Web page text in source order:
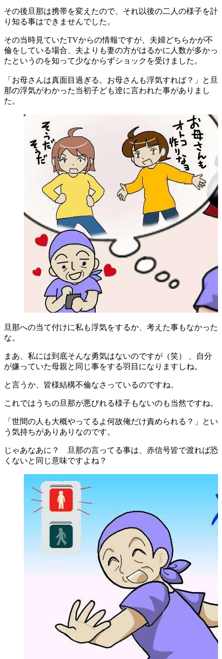
その後旦那は携帯を変えたので、それ以後の二人の様子を計
り知る事はできませんでした。
その当時見ていたTVからの情報ですが、夫婦どちらかが不
倫をしている場合、夫よりも妻の方がはるかに人数が多かっ
たというのを知って少なからずショックを受けました。
「お母さんは真面目過ぎる。お母さんも浮気すれば？」と旦
那の浮気がわかった当初子ども逹に言われた事がありまし
た。
旦那への当て付けに私も浮気をするか、考えた事もなかった
な。
まあ、私には到底そんな勇気はないのですが（笑） 、自分
が嫌っていた母親と同じ事をする羽目になりますしね。
と言うか、皆様結構不倫なさっているのですね。
これではうちの旦那が悪びれる様子もないのも当然ですね。
「世間の人も大概やってるよ何故俺だけ責められる？」とい
う気持ちがありありなのです。
じゃあなあに？ 旦那の言ってる事は、赤信号皆で渡れば恐
くないと同じ意味ですよね？